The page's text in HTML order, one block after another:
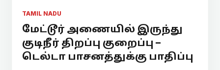
TAMIL NADU
மேட்டூர் அணையில் இருந்து
குடிநீர் திறப்பு குறைப்பு –
டெல்டா பாசனத்துக்கு பாதிப்பு